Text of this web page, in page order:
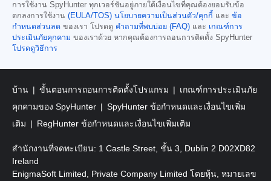
การใช้งาน SpyHunter ทุกเวอร์ชันอยู่ภายใต้เงื่อนไขที่คุณต้องยอมรับข้อ
ตกลงการใช้งาน (EULA/TOS) นโยบายความเป็นส่วนตัว/คุกกี้ และ ข้อ
กำหนดส่วนลด ของเรา โปรดดู คำถามที่พบบ่อย (FAQ) และ เกณฑ์การ
ประเมินภัยคุกคาม ของเราด้วย หากคุณต้องการถอนการติดตั้ง SpyHunter
โปรดดูวิธีการ
บ้าน ขั้นตอนการถอนการติดตั้งโปรแกรม
เกณฑ์การประเมินภัย
คุกคามของ SpyHunter
SpyHunter ข้อกำหนดและเงื่อนไขเพิ่ม
เติม
RegHunter ข้อกำหนดและเงื่อนไขเพิ่มเติม
สำนักงานที่จดทะเบียน: 1 Castle Street, ชั้น 3, Dublin 2 D02XD82
Ireland
EnigmaSoft Limited, Private Company Limited โดยหุ้น, หมายเลข